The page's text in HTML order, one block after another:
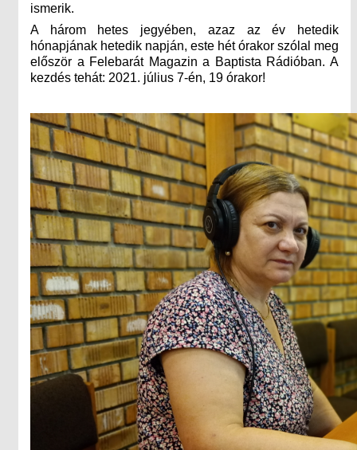
ismerik.
A három hetes jegyében, azaz az év hetedik
hónapjának hetedik napján, este hét órakor szólal meg
először a Felebarát Magazin a Baptista Rádióban. A
kezdés tehát: 2021. július 7-én, 19 órakor!